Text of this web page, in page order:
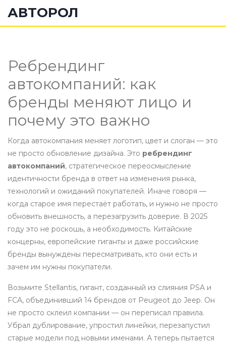
АВТОРОЛ
Ребрендинг
автокомпаний: как
бренды меняют лицо и
почему это важно
Когда автокомпания меняет логотип, цвет и слоган — это
не просто обновление дизайна. Это ребрендинг
автокомпаний, стратегическое переосмысление
идентичности бренда в ответ на изменения рынка,
технологий и ожиданий покупателей. Иначе говоря —
когда старое имя перестаёт работать, и нужно не просто
обновить внешность, а перезагрузить доверие. В 2025
году это не роскошь, а необходимость. Китайские
концерны, европейские гиганты и даже российские
бренды вынуждены пересматривать, кто они есть и
зачем им нужны покупатели.
Возьмите Stellantis, гигант, созданный из слияния PSA и
FCA, объединивший 14 брендов от Peugeot до Jeep. Он
не просто склеил компании — он переписал правила.
Убрал дублирование, упростил линейки, перезапустил
старые модели под новыми именами. А теперь пытается